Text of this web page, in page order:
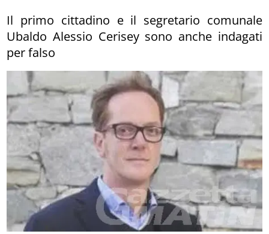
Il primo cittadino e il segretario comunale
Ubaldo Alessio Cerisey sono anche indagati
per falso